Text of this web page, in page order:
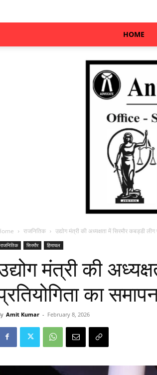
HOME
राजनितिक उद्योग मंत्री की अध्यक्षता में सिरमौर कबड्डी
राजनितिक सिरमौर हिमाचल
मंत्री की
का
Amit Kumar - February 8, 2026